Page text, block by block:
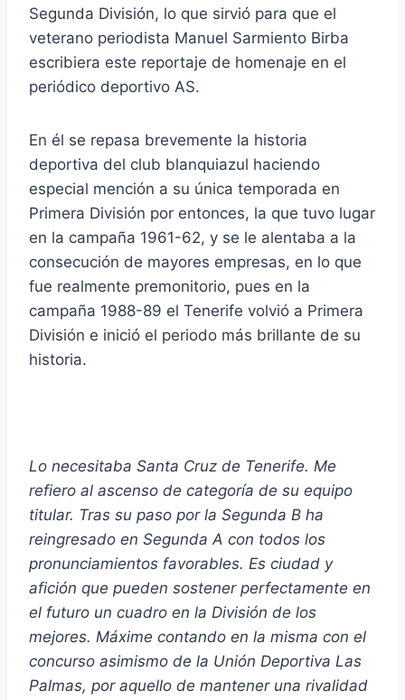
Segunda División, lo que sirvió para que el
veterano periodista Manuel Sarmiento Birba
escribiera este reportaje de homenaje en el
periódico deportivo AS.
En él se repasa brevemente la historia
deportiva del club blanquiazul haciendo
especial mención a su única temporada en
Primera División por entonces, la que tuvo lugar
en la campaña 1961-62, y se le alentaba a la
consecución de mayores empresas, en lo que
fue realmente premonitorio, pues en la
campaña 1988-89 el Tenerife volvió a Primera
División e inició el periodo más brillante de su
historia.
Lo necesitaba Santa Cruz de Tenerife. Me
refiero al ascenso de categoría de su equipo
titular. Tras su paso por la Segunda B ha
reingresado en Segunda A con todos los
pronunciamientos favorables. Es ciudad y
afición que pueden sostener perfectamente en
el futuro un cuadro en la División de los
mejores. Máxime contando en la misma con el
concurso asimismo de la Unión Deportiva Las
Palmas, por aquello de mantener una rivalidad